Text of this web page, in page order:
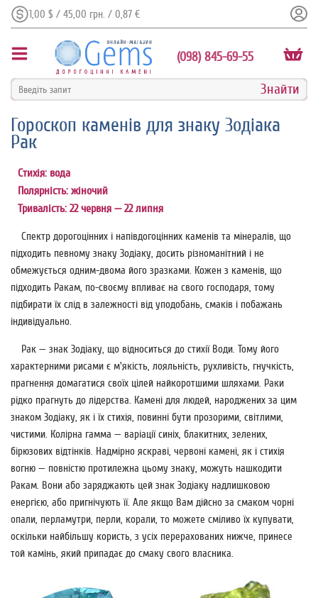
1,00 $ / 45,00 грн. / 0,87 €
(098) 845-69-55
Гороскоп каменів для знаку Зодіака
Рак
Стихія: вода
Полярність: жіночий
Тривалість: 22 червня — 22 липня
Спектр дорогоцінних і напівдогоцінних каменів та мінералів, що
підходить певному знаку Зодіаку, досить різноманітний і не
обмежується одним-двома його зразками. Кожен з каменів, що
підходить Ракам, по-своєму впливає на свого господаря, тому
підбирати їх слід в залежності від уподобань, смаків і побажань
індивідуально.
Рак — знак Зодіаку, що відноситься до стихії Води. Тому його
характерними рисами є м'якість, лояльність, рухливість, гнучкість,
прагнення домагатися своїх цілей найкоротшими шляхами. Раки
рідко прагнуть до лідерства. Камені для людей, народжених за цим
знаком Зодіаку, як і їх стихія, повинні бути прозорими, світлими,
чистими. Колірна гамма — варіації синіх, блакитних, зелених,
бірюзових відтінків. Надмірно яскраві, червоні камені, як і стихія
вогню — повністю протилежна цьому знаку, можуть нашкодити
Ракам. Вони або заряджають цей знак Зодіаку надлишковою
енергією, або пригнічують її. Але якщо Вам дійсно за смаком чорні
опали, перламутри, перли, корали, то можете сміливо їх купувати,
оскільки найбільшу користь, з усіх перерахованих нижче, принесе
той камінь, який припадає до смаку свого власника.